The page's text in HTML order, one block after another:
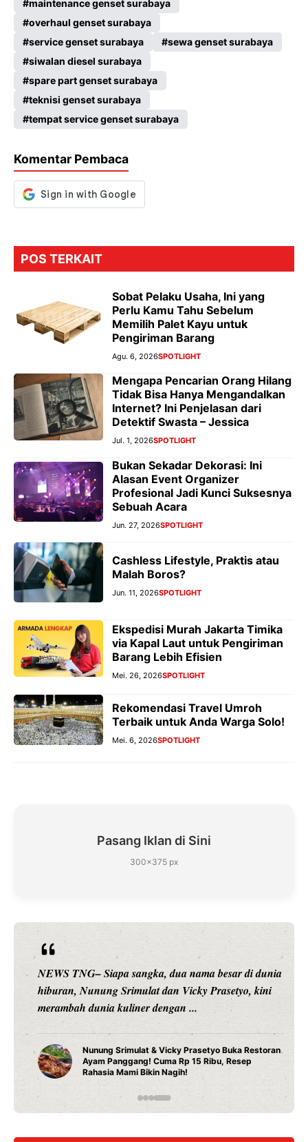
maintenance genset surabaya
overhaul genset surabaya
service genset surabaya
sewa genset surabaya
siwalan diesel surabaya
spare part genset surabaya
teknisi genset surabaya
tempat service genset surabaya
Komentar Pembaca
POS TERKAIT
Sobat Pelaku Usaha, Ini yang
Perlu Kamu Tahu Sebelum
Memilih Palet Kayu untuk
Pengiriman Barang
Agu. 6, 2026SPOTLIGHT
Mengapa Pencarian Orang Hilang
Tidak Bisa Hanya Mengandalkan
Internet? Ini Penjelasan dari
Detektif Swasta – Jessica
Jul. 1, 2026SPOTLIGHT
Bukan Sekadar Dekorasi: Ini
Alasan Event Organizer
Profesional Jadi Kunci Suksesnya
Sebuah Acara
Jun. 27, 2026SPOTLIGHT
Cashless Lifestyle, Praktis atau
Malah Boros?
Jun. 11, 2026SPOTLIGHT
Ekspedisi Murah Jakarta Timika
via Kapal Laut untuk Pengiriman
Barang Lebih Efisien
Mei. 26, 2026SPOTLIGHT
Rekomendasi Travel Umroh
Terbaik untuk Anda Warga Solo!
Mei. 6, 2026SPOTLIGHT
Pasang Iklan di Sini
300×375 px
NEWS TNG– Siapa sangka, dua nama besar di dunia
hiburan, Nunung Srimulat dan Vicky Prasetyo, kini
merambah dunia kuliner dengan ...
Nunung Srimulat & Vicky Prasetyo Buka Restoran
Ayam Panggang! Cuma Rp 15 Ribu, Resep
Rahasia Mami Bikin Nagih!